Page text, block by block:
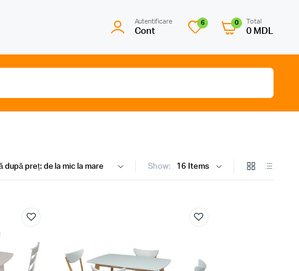
Autentificare
Cont
6 0 Total
0 MDL
Show: